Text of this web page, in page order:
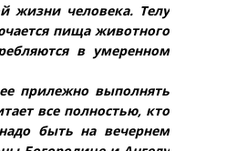
жизни человека. Телу
пища животного
в умеренном
прилежно выполнять
все полностью, кто
быть на вечернем